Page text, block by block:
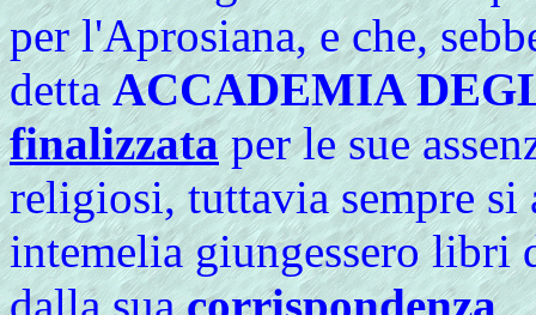
per l'Aprosiana, e che,
dettaACCADEMIA
finalizzataper le sue
religiosi, tuttavia sempre
intemelia giungessero libri
dalla suacorrispondenza.